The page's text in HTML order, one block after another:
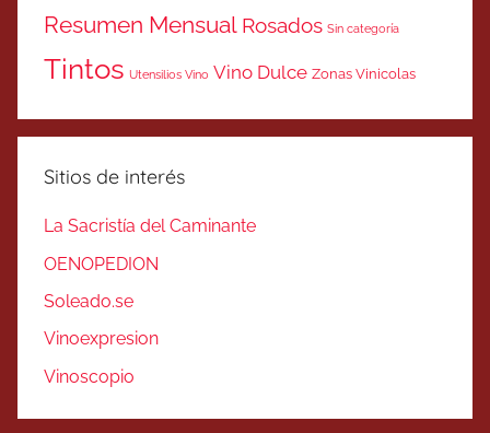
Resumen Mensual Rosados Sin categoría
Tintos Utensilios Vino Vino Dulce Zonas Vinicolas
Sitios de interés
La Sacristía del Caminante
OENOPEDION
Soleado.se
Vinoexpresion
Vinoscopio